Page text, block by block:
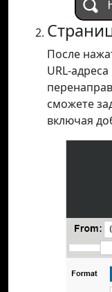
После
URL-
сможете
включая